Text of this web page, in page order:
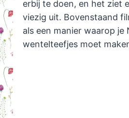
erbij te doen, en het ziet
viezig uit. Bovenstaand
als een manier waarop je
wentelteefjes moet